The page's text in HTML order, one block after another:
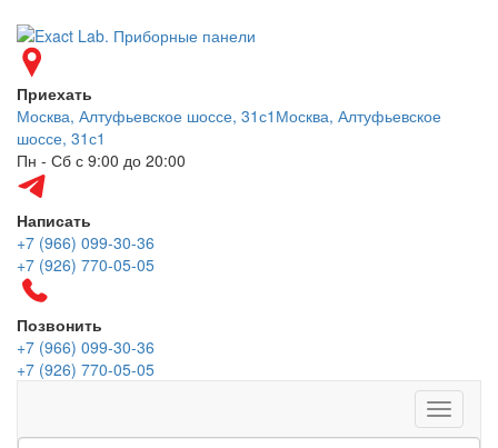
Приехать
Москва, Алтуфьевское шоссе, 31с1 Москва, Алтуфьевское
шоссе, 31с1
Пн - Сб с 9:00 до 20:00
Написать
+7 (966) 099-30-36
+7 (926) 770-05-05
Позвонить
+7 (966) 099-30-36
+7 (926) 770-05-05
Меню